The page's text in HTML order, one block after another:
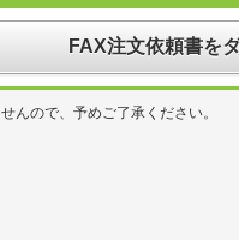
FAX注文依頼書を
んので、予めご了承ください。